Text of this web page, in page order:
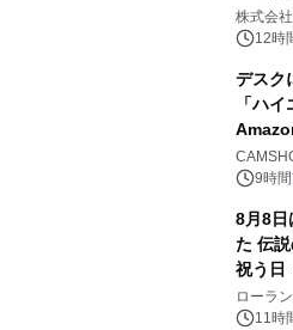
秋田犬
るパッ
株式会
12時
デスク
「ハ
9時
8月8日
た 伝
祝う日
を展示
催 英
ローラ
11時